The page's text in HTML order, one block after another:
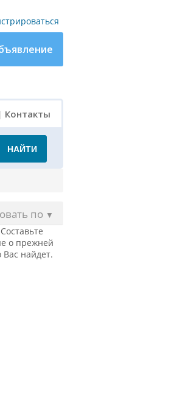
| Контакты
НАЙТИ
по ▼
о прежней
найдет.